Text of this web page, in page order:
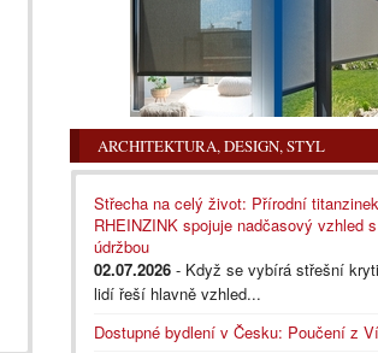
ARCHITEKTURA, DESIGN, STYL
Střecha na celý život: Přírodní titanzinek
RHEINZINK spojuje nadčasový vzhled
údržbou
02.07.2026 - Když se vybírá střešní
lidí řeší hlavně vzhled...
Dostupné bydlení v Česku: Poučení z